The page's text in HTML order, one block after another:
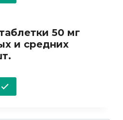
50 мг
и средних